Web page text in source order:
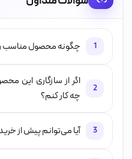
1 چگونه محصول مناسب
2
اگر از سازگاری این
چه کار کنم؟
3 آیا می‌توانم پیش از